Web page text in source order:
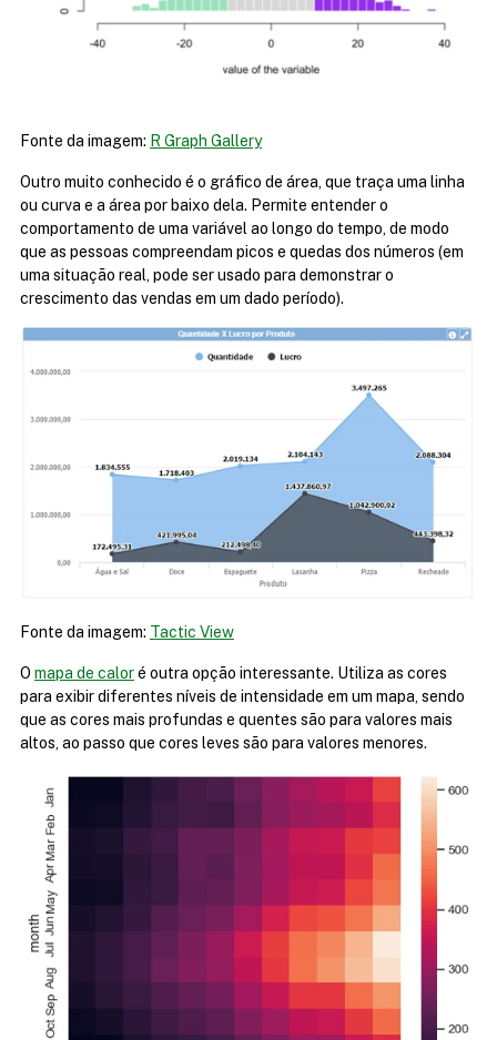
Fonte da imagem: R Graph Gallery
Outro muito conhecido é o gráfico de área, que traça uma linha
ou curva e a área por baixo dela. Permite entender o
comportamento de uma variável ao longo do tempo, de modo
que as pessoas compreendam picos e quedas dos números (em
uma situação real, pode ser usado para demonstrar o
crescimento das vendas em um dado período).
Fonte da imagem: Tactic View
O mapa de calor é outra opção interessante. Utiliza as cores
para exibir diferentes níveis de intensidade em um mapa, sendo
que as cores mais profundas e quentes são para valores mais
altos, ao passo que cores leves são para valores menores.